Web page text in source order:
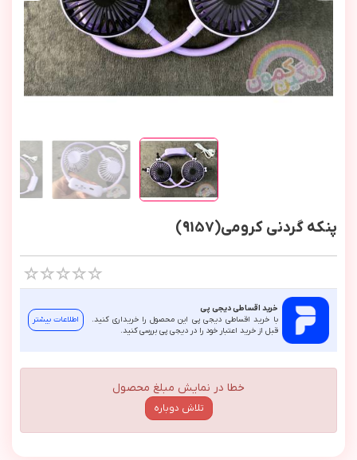
پنکه گردنی کرومی(9157)
خرید اقساطی دیجی پی
با خرید اقساطی دیجی پی این محصول را خریداری کنید.
قبل از خرید اعتبار خود را در دیجی پی بررسی کنید.
اطلاعات بیشتر
خطا در نمایش مبلغ محصول
تلاش دوباره